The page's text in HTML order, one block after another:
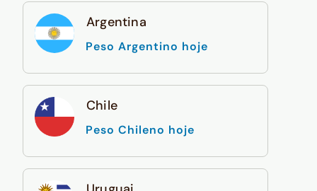
Argentina
Peso Argentino hoje
Chile
Peso Chileno hoje